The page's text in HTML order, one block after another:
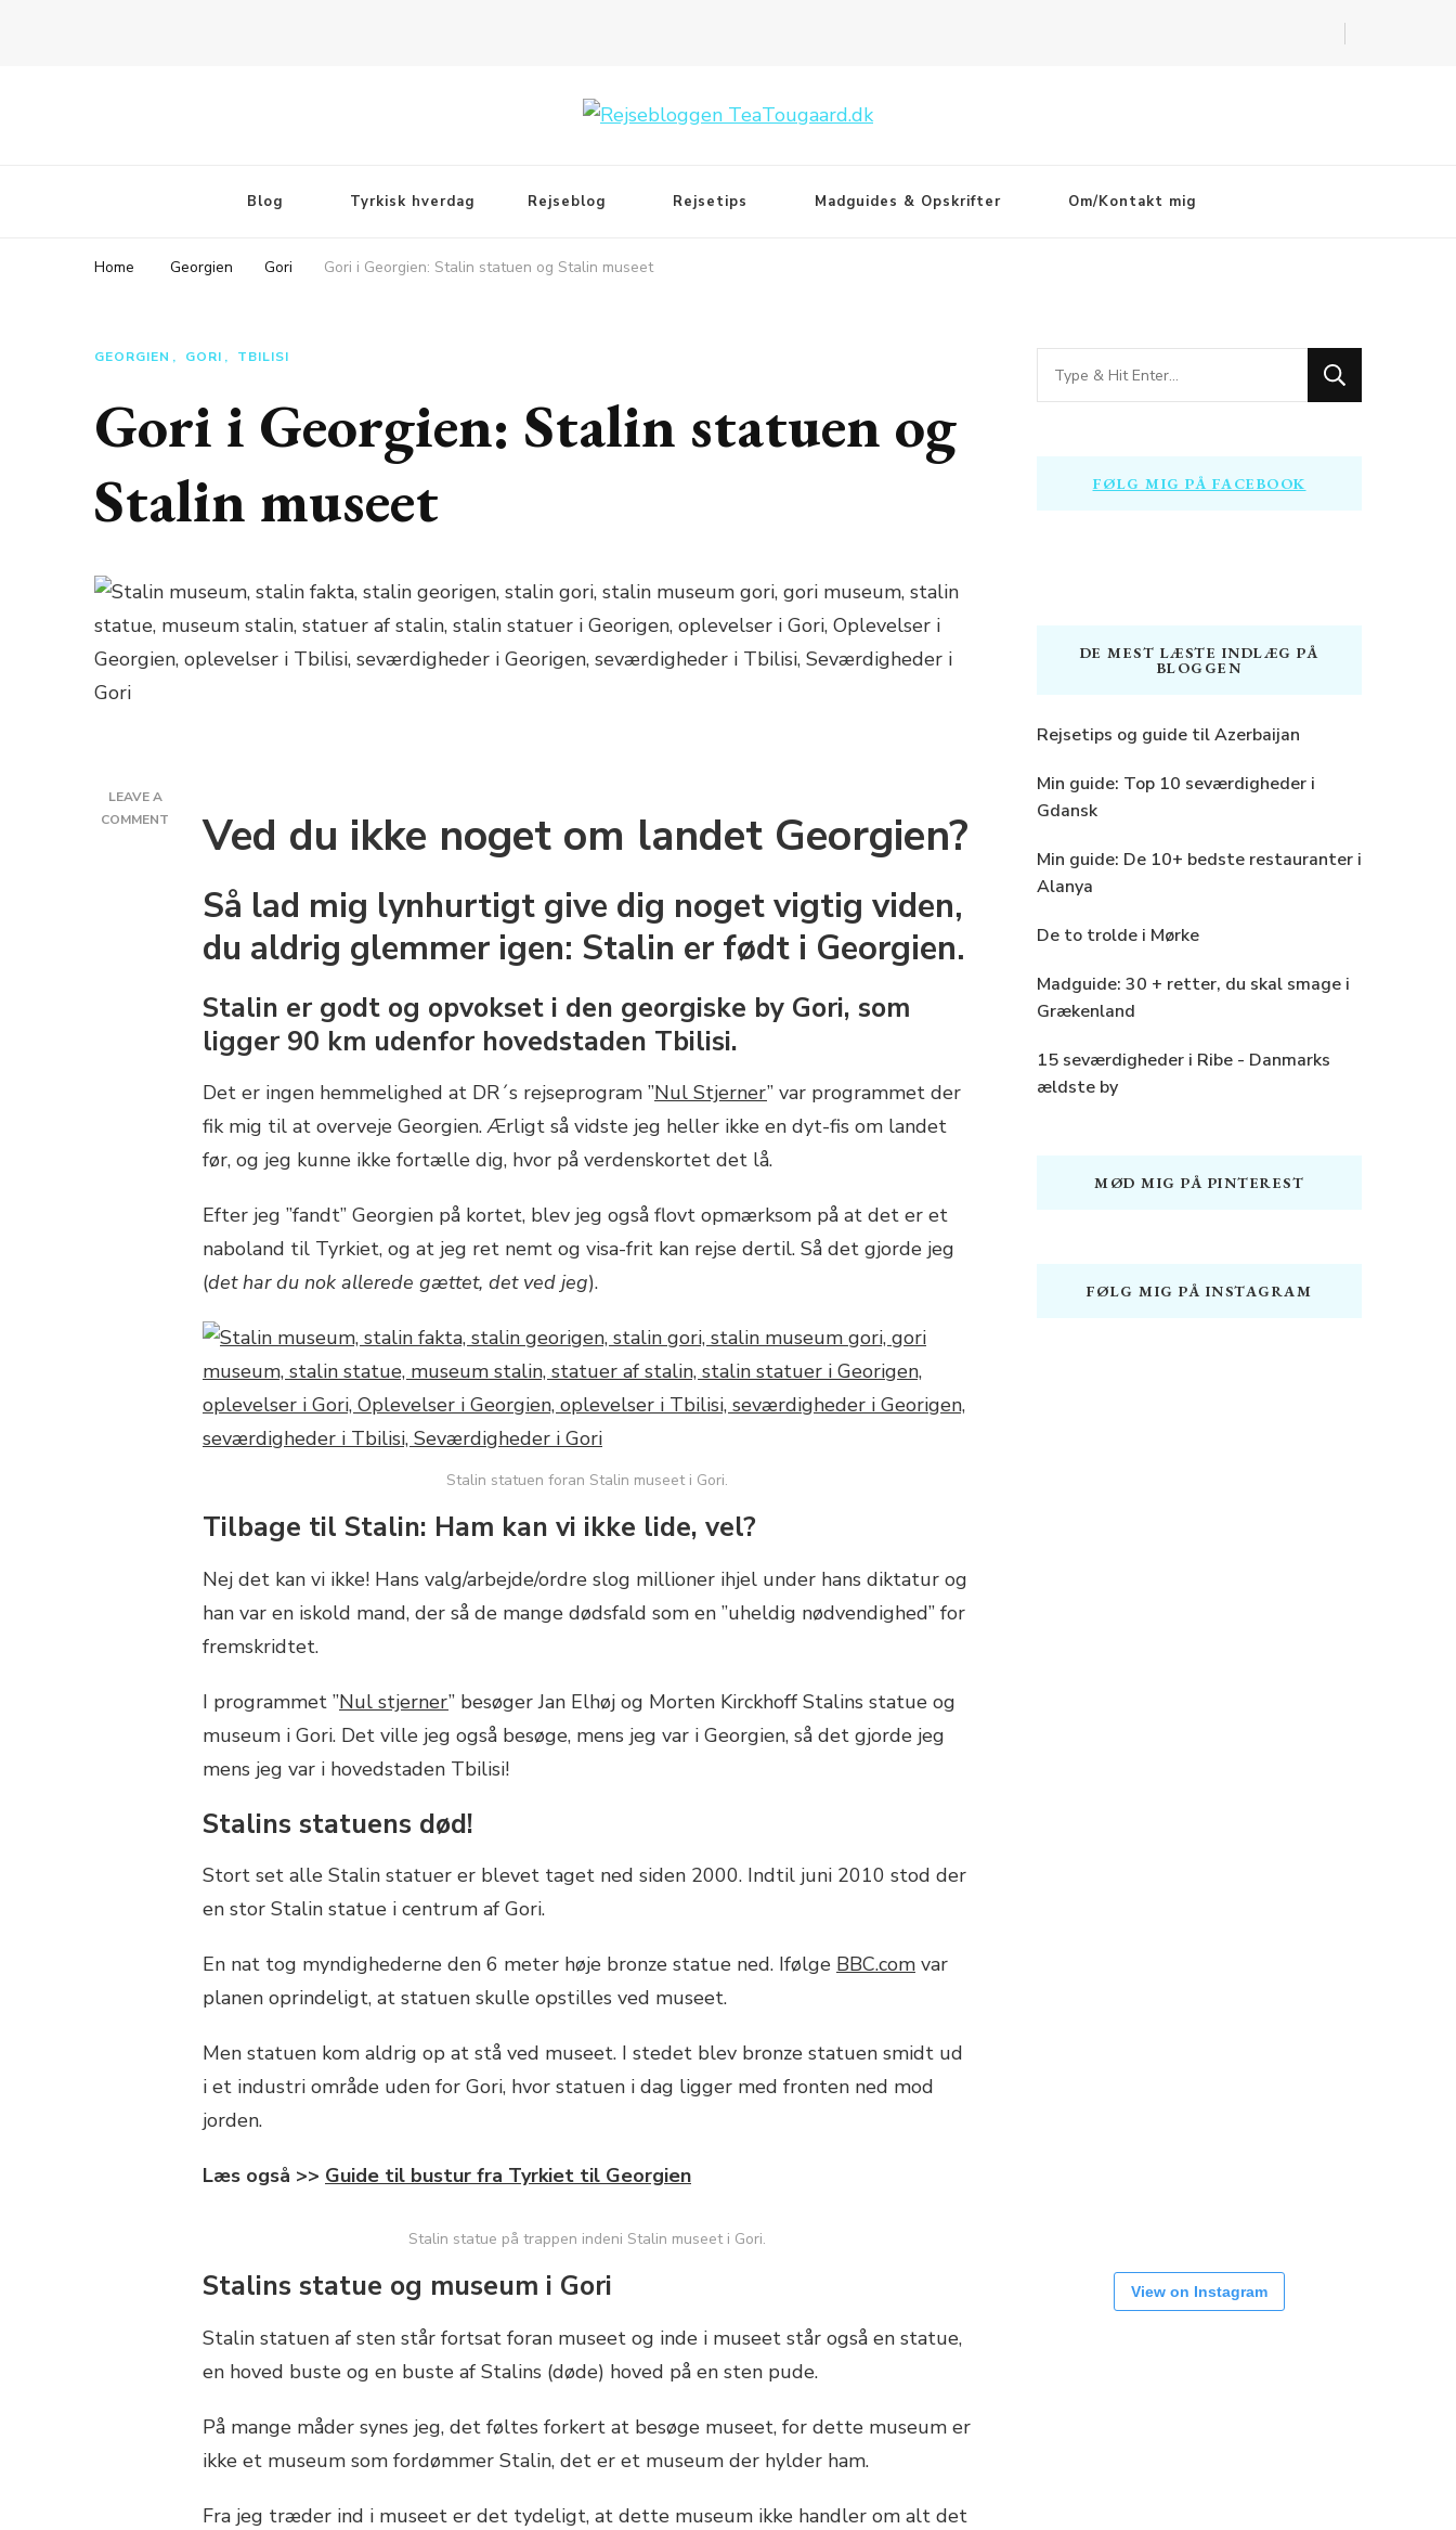
Blog Tyrkisk hverdag Rejseblog Rejsetips Madguides & Opskrifter Om/Kontakt mig
Home Georgien Gori Gori i Georgien: Stalin statuen og Stalin museet
GEORGIEN GORI TBILISI
Gori i Georgien: Stalin statuen og
Stalin museet
LEAVE A
COMMENT
GEORGIEN:
STALIN
STATUEN
MUSEET
Ved du ikke noget om landet Georgien?
Så lad mig lynhurtigt give dig noget vigtig viden,
du aldrig glemmer igen: Stalin er født i Georgien.
Stalin er godt og opvokset i den georgiske by Gori, som
ligger 90 km udenfor hovedstaden Tbilisi.
Det er ingen hemmelighed at DR´s rejseprogram ”Nul Stjerner” var programmet der
fik mig til at overveje Georgien. Ærligt så vidste jeg heller ikke en dyt-fis om landet
før, og jeg kunne ikke fortælle dig, hvor på verdenskortet det lå.
Efter jeg ”fandt” Georgien på kortet, blev jeg også flovt opmærksom på at det er et
naboland til Tyrkiet, og at jeg ret nemt og visa-frit kan rejse dertil. Så det gjorde jeg
(det har du nok allerede gættet, det ved jeg).
Stalin statuen foran Stalin museet i Gori.
Tilbage til Stalin: Ham kan vi ikke lide, vel?
Nej det kan vi ikke! Hans valg/arbejde/ordre slog millioner ihjel under hans diktatur og
han var en iskold mand, der så de mange dødsfald som en ”uheldig nødvendighed” for
fremskridtet.
I programmet ”Nul stjerner” besøger Jan Elhøj og Morten Kirckhoff Stalins statue og
museum i Gori. Det ville jeg også besøge, mens jeg var i Georgien, så det gjorde jeg
mens jeg var i hovedstaden Tbilisi!
Stalins statuens død!
Stort set alle Stalin statuer er blevet taget ned siden 2000. Indtil juni 2010 stod der
en stor Stalin statue i centrum af Gori.
En nat tog myndighederne den 6 meter høje bronze statue ned. Ifølge BBC.com var
planen oprindeligt, at statuen skulle opstilles ved museet.
Men statuen kom aldrig op at stå ved museet. I stedet blev bronze statuen smidt ud
i et industri område uden for Gori, hvor statuen i dag ligger med fronten ned mod
jorden.
Læs også >> Guide til bustur fra Tyrkiet til Georgien
Stalin statue på trappen indeni Stalin museet i Gori.
Stalins statue og museum i Gori
Stalin statuen af sten står fortsat foran museet og inde i museet står også en statue,
en hoved buste og en buste af Stalins (døde) hoved på en sten pude.
På mange måder synes jeg, det føltes forkert at besøge museet, for dette museum er
ikke et museum som fordømmer Stalin, det er et museum der hylder ham.
Fra jeg træder ind i museet er det tydeligt, at dette museum ikke handler om alt det
Looking
for
FØLG MIG PÅ FACEBOOK
DE MEST LÆSTE INDLÆG PÅ
BLOGGEN
Rejsetips og guide til Azerbaijan
Min guide: Top 10 seværdigheder i
Gdansk
Min guide: De 10+ bedste restauranter i
Alanya
De to trolde i Mørke
Madguide: 30 + retter, du skal smage i
Grækenland
15 seværdigheder i Ribe - Danmarks
ældste by
MØD MIG PÅ PINTEREST
FØLG MIG PÅ INSTAGRAM
View on Instagram